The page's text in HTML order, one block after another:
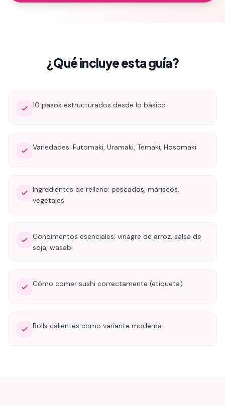
¿Qué incluye esta guía?
10 pasos estructurados desde lo básico
Variedades: Futomaki, Uramaki, Temaki, Hosomaki
Ingredientes de relleno: pescados, mariscos,
vegetales
Condimentos esenciales: vinagre de arroz, salsa de
soja, wasabi
Cómo comer sushi correctamente (etiqueta)
Rolls calientes como variante moderna